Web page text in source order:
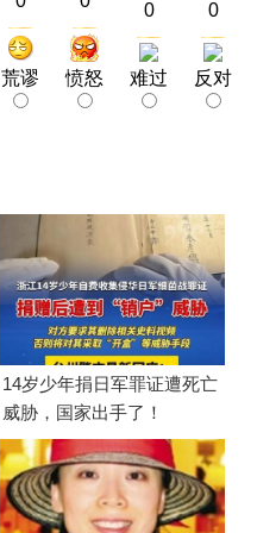
荒谬 愤怒
0
难过
0
反对
14岁少年捐日军罪证遭死亡
威胁，国家出手了！